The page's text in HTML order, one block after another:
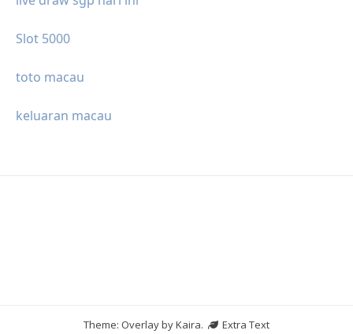
Slot 5000
toto macau
keluaran macau
Theme: Overlay byKaira. Extra Text